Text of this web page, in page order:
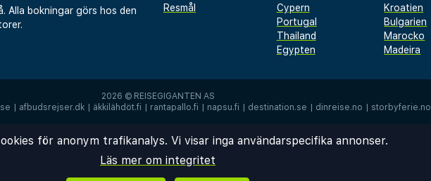
- 12,2 km
gratis dagstidningar i
reception (öppen
erbjuds på
utomhuspool
Alla bokningar görs hos den
Resmål
Cypern
Kroatien
Portugal
Bulgarien
Thailand
Marocko
Egypten
Madeira
2026 © REISEGIGANTEN AS
afbudsrejser.dk äkkilähdöt.fi rantapallo.fi napsu.fi destination.se dinreise.no storbyferie.no
för anonym trafikanalys. Vi visar inga användarspecifika annonser.
Läs mer om integritet